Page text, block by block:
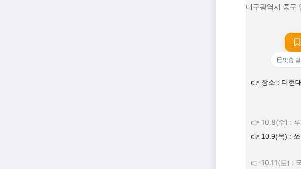
대구광역시 중구
맞춤
👉 장소 : 더현
👉 10.8(수) :
👉 10.9(목) :
👉 10.11(토) :